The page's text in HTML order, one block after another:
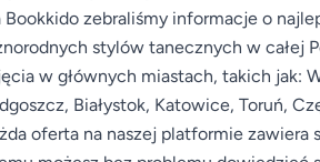
Bookkido zebraliśmy informacje o
stylów tanecznych w całej
w głównych miastach, takich jak:
Białystok, Katowice, Toruń,
oferta na naszej platformie